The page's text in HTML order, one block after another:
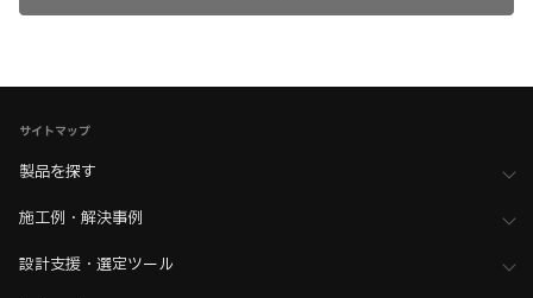
サイトマップ
製品を探す
施工例・解決事例
設計支援・選定ツール